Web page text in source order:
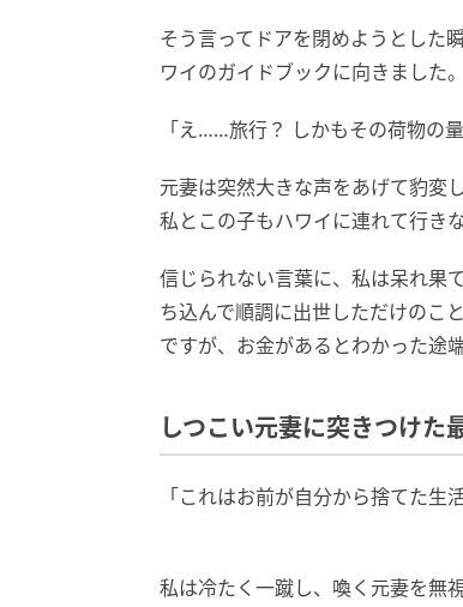
そう言ってドアを閉めようとした
ワイのガイドブックに向きました。
「え……旅行？ しかもその荷物の
元妻は突然大きな声をあげて豹変
私とこの子もハワイに連れて行き
信じられない言葉に、私は呆れ果
ち込んで順調に出世しただけのこ
ですが、お金があるとわかった途
しつこい元妻に突きつけた
「これはお前が自分から捨てた生
私は冷たく一蹴し、喚く元妻を無